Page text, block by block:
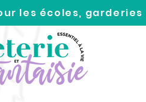
les écoles,